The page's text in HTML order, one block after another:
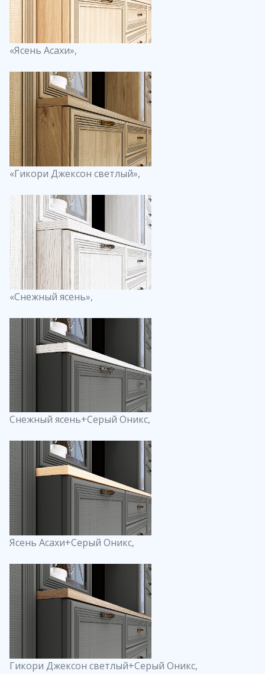
«Ясень Асахи»,
«Гикори Джексон светлый»,
«Снежный ясень»,
Снежный ясень+Серый Оникс,
Ясень Асахи+Серый Оникс,
Гикори Джексон светлый+Серый Оникс,